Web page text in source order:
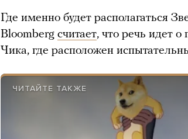
Где именно будет располагаться
Bloomberg считает, что речь идет
Чика, где расположен
ЧИТАЙТЕ ТАКЖЕ